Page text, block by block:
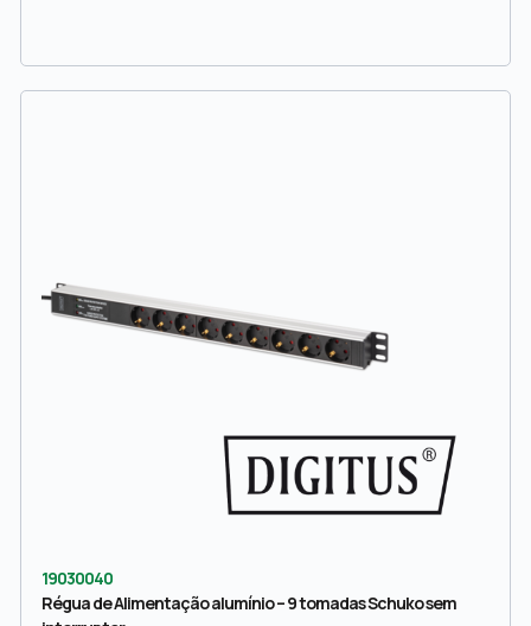
19030040
Régua de Alimentação alumínio – 9 tomadas Schuko sem